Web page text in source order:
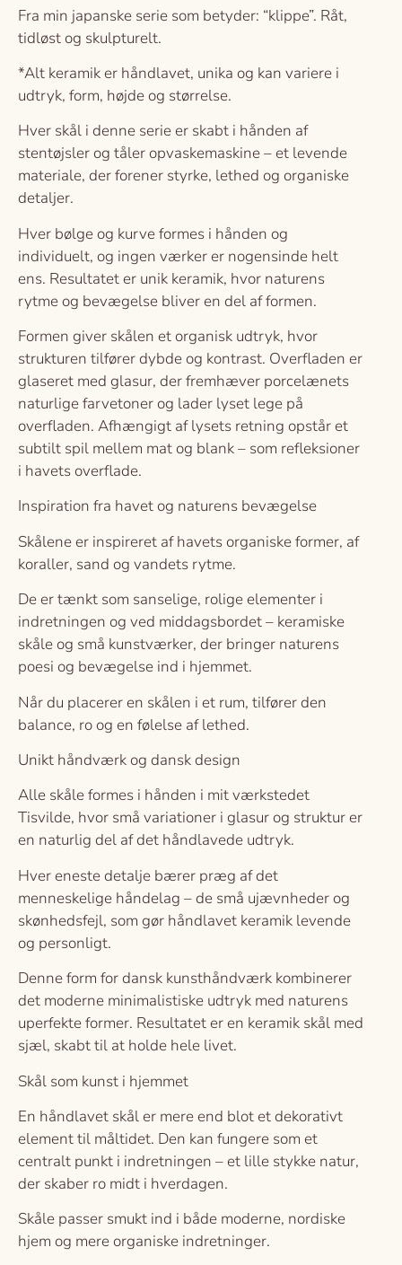
Fra min japanske serie som betyder: “klippe”. Råt,
tidløst og skulpturelt.
*Alt keramik er håndlavet, unika og kan variere i
udtryk, form, højde og størrelse.
Hver skål i denne serie er skabt i hånden af
stentøjsler og tåler opvaskemaskine – et levende
materiale, der forener styrke, lethed og organiske
detaljer.
Hver bølge og kurve formes i hånden og
individuelt, og ingen værker er nogensinde helt
ens. Resultatet er unik keramik, hvor naturens
rytme og bevægelse bliver en del af formen.
Formen giver skålen et organisk udtryk, hvor
strukturen tilfører dybde og kontrast. Overfladen er
glaseret med glasur, der fremhæver porcelænets
naturlige farvetoner og lader lyset lege på
overfladen. Afhængigt af lysets retning opstår et
subtilt spil mellem mat og blank – som refleksioner
i havets overflade.
Inspiration fra havet og naturens bevægelse
Skålene er inspireret af havets organiske former, af
koraller, sand og vandets rytme.
De er tænkt som sanselige, rolige elementer i
indretningen og ved middagsbordet – keramiske
skåle og små kunstværker, der bringer naturens
poesi og bevægelse ind i hjemmet.
Når du placerer en skålen i et rum, tilfører den
balance, ro og en følelse af lethed.
Unikt håndværk og dansk design
Alle skåle formes i hånden i mit værkstedet
Tisvilde, hvor små variationer i glasur og struktur er
en naturlig del af det håndlavede udtryk.
Hver eneste detalje bærer præg af det
menneskelige håndelag – de små ujævnheder og
skønhedsfejl, som gør håndlavet keramik levende
og personligt.
Denne form for dansk kunsthåndværk kombinerer
det moderne minimalistiske udtryk med naturens
uperfekte former. Resultatet er en keramik skål med
sjæl, skabt til at holde hele livet.
Skål som kunst i hjemmet
En håndlavet skål er mere end blot et dekorativt
element til måltidet. Den kan fungere som et
centralt punkt i indretningen – et lille stykke natur,
der skaber ro midt i hverdagen.
Skåle passer smukt ind i både moderne, nordiske
hjem og mere organiske indretninger.